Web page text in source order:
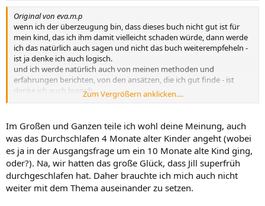
Original von eva.m.p
wenn ich der überzeugung bin, dass dieses buch nicht gut ist für
mein kind, das ich ihm damit vielleicht schaden würde, dann werde
ich das natürlich auch sagen und nicht das buch weiterempfeheln -
ist ja denke ich auch logisch.
und ich werde natürlich auch von meinen methoden und
erfahrungen berichten, von den ansätzen, die ich gut finde - ist
denke ich auch logisch.
ich werde nur etwas vertreten, hinter dem ich auch stehe und wenn
darauf hinweisen.
was aber dann der einzelne damit macht, das ist eine persönliche
sache. wenn jemand sagt "ah, das wusste ich nicht, vielleicht sollte
ich das mal überdenken" eine möglichkeit, wenn sich jemand davon
angegriffen fühlt..., kann passieren, aber das ist nicht mehr die
sache dessen, der seine meinung niederschreibt, solange er dies
Zum Vergrößern anklicken....
Im Großen und Ganzen teile ich wohl deine Meinung, auch
was das Durchschlafen 4 Monate alter Kinder angeht (wobei
es ja in der Ausgangsfrage um ein 10 Monate alte Kind ging,
oder?). Na, wir hatten das große Glück, dass Jill superfrüh
durchgeschlafen hat. Daher brauchte ich mich auch nicht
weiter mit dem Thema auseinander zu setzen.